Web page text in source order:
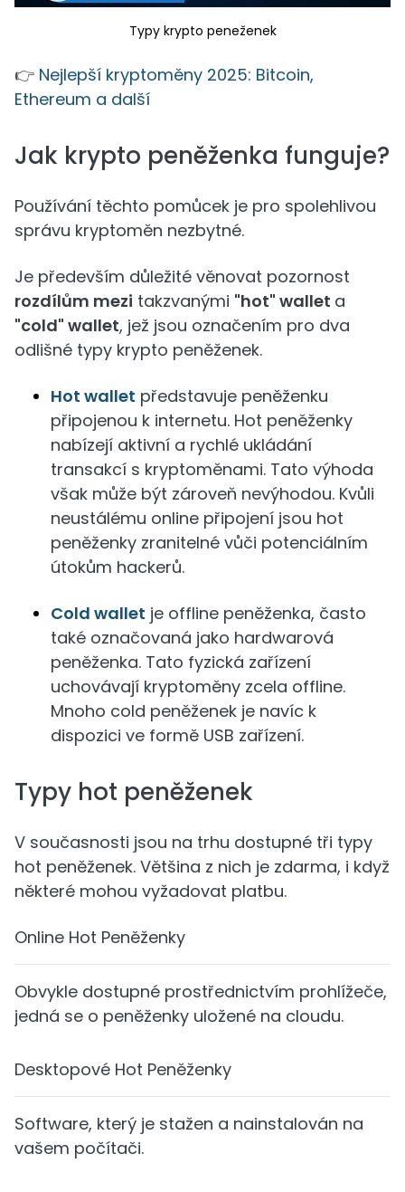
Typy krypto peneženek
👉 Nejlepší kryptoměny 2025: Bitcoin,
Ethereum a další
Jak krypto peněženka funguje?
Používání těchto pomůcek je pro spolehlivou
správu kryptoměn nezbytné.
Je především důležité věnovat pozornost
rozdílům mezi takzvanými "hot" wallet a
"cold" wallet, jež jsou označením pro dva
odlišné typy krypto peněženek.
Hot wallet představuje peněženku
připojenou k internetu. Hot peněženky
nabízejí aktivní a rychlé ukládání
transakcí s kryptoměnami. Tato výhoda
však může být zároveň nevýhodou. Kvůli
neustálému online připojení jsou hot
peněženky zranitelné vůči potenciálním
útokům hackerů.
Cold wallet je offline peněženka, často
také označovaná jako hardwarová
peněženka. Tato fyzická zařízení
uchovávají kryptoměny zcela offline.
Mnoho cold peněženek je navíc k
dispozici ve formě USB zařízení.
Typy hot peněženek
V současnosti jsou na trhu dostupné tři typy
hot peněženek. Většina z nich je zdarma, i když
některé mohou vyžadovat platbu.
Online Hot Peněženky
Obvykle dostupné prostřednictvím prohlížeče,
jedná se o peněženky uložené na cloudu.
Desktopové Hot Peněženky
Software, který je stažen a nainstalován na
vašem počítači.